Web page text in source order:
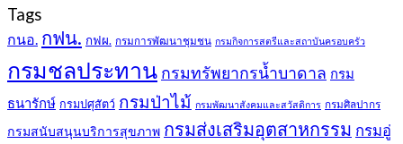
Tags
กนอ. กฟน. กฟผ. กรมการพัฒนาชุมชน กรมกิจการสตรีและสถาบันครอบครัว
กรมชลประทาน กรมทรัพยากรน้ำบาดาล กรม
ธนารักษ์ กรมปศุสัตว์ กรมป่าไม้ กรมพัฒนาสังคมและสวัสดิการ กรมศิลปากร
กรมสนับสนุนบริการสุขภาพ กรมส่งเสริมอุตสาหกรรม กรมอู่